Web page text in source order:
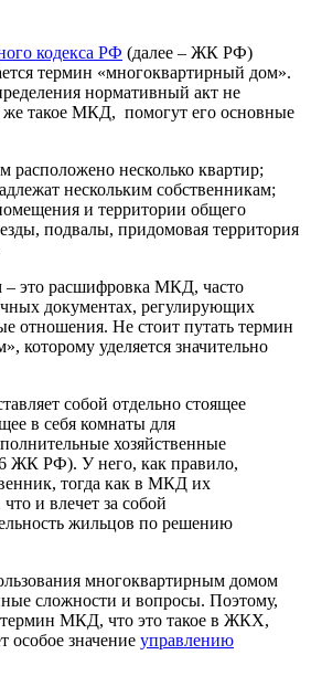
кодекса РФ (далее – ЖК РФ)
термин «многоквартирный дом».
нормативный акт не
же такое МКД, помогут его основные
расположено несколько квартир;
нескольким собственникам;
и территории общего
подвалы, придомовая территория
это расшифровка МКД, часто
документах, регулирующих
отношения. Не стоит путать термин
которому уделяется значительно
собой отдельно стоящее
в себя комнаты для
хозяйственные
ЖК РФ). У него, как правило,
тогда как в МКД их
что и влечет за собой
жильцов по решению
многоквартирным домом
сложности и вопросы. Поэтому,
термин МКД, что это такое в ЖКХ,
особое значение управлению